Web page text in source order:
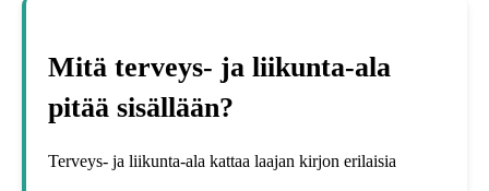
Mitä terveys- ja liikunta-ala
pitää sisällään?
Terveys- ja liikunta-ala kattaa laajan kirjon erilaisia